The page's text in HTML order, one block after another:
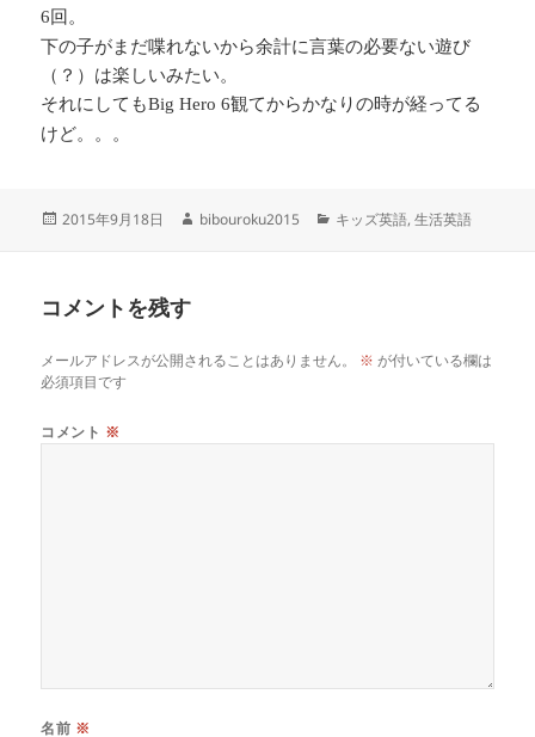
6回。
下の子がまだ喋れないから余計に言葉の必要ない遊び
（？）は楽しいみたい。
それにしてもBig Hero 6観てからかなりの時が経ってる
けど。。。
投
2015年9月18日
作
bibouroku2015
カ
キッズ英語,生活英語
コメントを残す
メールアドレスが公開されることはありません。 ※ が付いている欄は
必須項目です
コメント ※
名前 ※